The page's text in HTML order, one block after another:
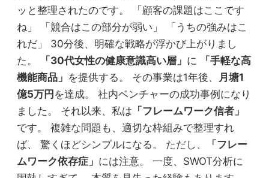
ッと整理されたのです。 「顧客の課題はここです
ね」 「競合はこの部分が弱い」 「うちの強みはこ
れだ」 30分後、明確な戦略が浮かび上がりまし
た。
「30代女性の健康意識高い層」 に
「手軽な高
機能商品」 を提供する。 その事業は1年後、 月塘1
億5万円 を達成。 社内ベンチャーの成功事例になり
ました。 それ以来、私は 「フレームワーク信者」
です。 複雑な問題も、適切な枠組みで整理すれ
ば、 驚くほどシンプルになる。 ただし、
「フレー
ムワーク依存症」 には注意。 一度、SWOT分析に